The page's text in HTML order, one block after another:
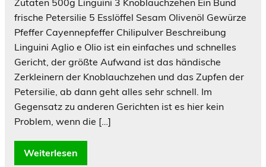
Zutaten 500g Linguini 3 Knoblauchzehen Ein Bund
frische Petersilie 5 Esslöffel Sesam Olivenöl Gewürze
Pfeffer Cayennepfeffer Chilipulver Beschreibung
Linguini Aglio e Olio ist ein einfaches und schnelles
Gericht, der größte Aufwand ist das händische
Zerkleinern der Knoblauchzehen und das Zupfen der
Petersilie, ab dann geht alles sehr schnell. Im
Gegensatz zu anderen Gerichten ist es hier kein
Problem, wenn die […]
Weiterlesen